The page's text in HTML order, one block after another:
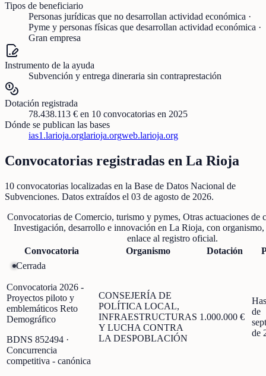
Tipos de beneficiario
Personas jurídicas que no desarrollan actividad económica ·
Pyme y personas físicas que desarrollan actividad económica ·
Gran empresa
Instrumento de la ayuda
Subvención y entrega dineraria sin contraprestación
Dotación registrada
78.438.113 € en 10 convocatorias en 2025
Dónde se publican las bases
ias1.larioja.orglarioja.orgweb.larioja.org
Convocatorias registradas en La Rioja
10 convocatorias localizadas en la Base de Datos Nacional de
Subvenciones. Datos extraídos el 03 de agosto de 2026.
Convocatorias de Comercio, turismo y pymes, Otras actuaciones de
Investigación, desarrollo e innovación en La Rioja, con
enlace al registro oficial.
Convocatoria
Organismo Dotación
Cerrada
Convocatoria 2026 -
Proyectos piloto y
emblemáticos Reto
Demográfico
BDNS 852494 ·
Concurrencia
competitiva - canónica
CONSEJERÍA DE
POLÍTICA LOCAL,
INFRAESTRUCTURAS
Y LUCHA CONTRA
LA DESPOBLACIÓN
1.000.000 €
de
de